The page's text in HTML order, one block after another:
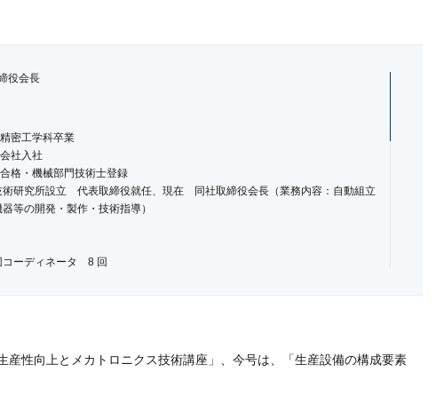
役会長
密工学科卒業
社入社
格・機械部門技術士登録
術研究所設立 代表取締役就任、現在 同社取締役会長（業務内容：自動組立
等の開発・製作・技術指導）
コーディネータ 8 回
員会 常任幹事
種委員
性向上とメカトロニクス技術講座」、今号は、「生産設備の構成要素